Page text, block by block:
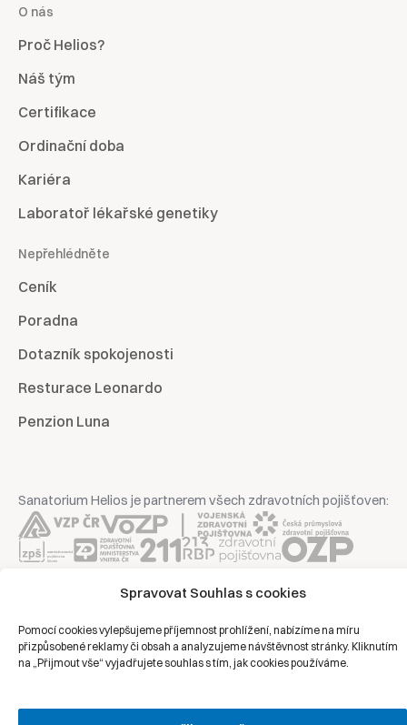
Spravovat Souhlas s cookies
Pomocí cookies vylepšujeme příjemnost prohlížení, nabízíme na míru
přizpůsobené reklamy či obsah a analyzujeme návštěvnost stránky. Kliknutím
na „Přijmout vše“ vyjadřujete souhlas s tím, jak cookies používáme.
O nás
Proč Helios?
Náš tým
Certifikace
Ordinační doba
Kariéra
Laboratoř lékařské genetiky
Nepřehlédněte
Ceník
Poradna
Dotazník spokojenosti
Resturace Leonardo
Penzion Luna
Sanatorium Helios je partnerem všech zdravotních pojišťoven:
Copyright © 2026 | Všechna práva vyhrazena | Sanatorium Helios
Ochrana osobních údajů
Zásady cookies